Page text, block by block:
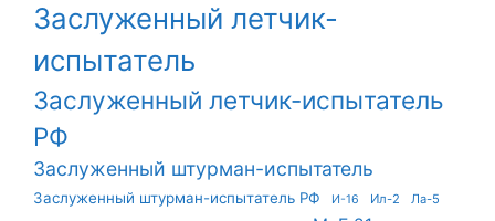
Заслуженный летчик-
испытатель
Заслуженный летчик-испытатель
РФ
Заслуженный штурман-испытатель
Заслуженный штурман-испытатель РФ И-16 Ил-2
Ла-5